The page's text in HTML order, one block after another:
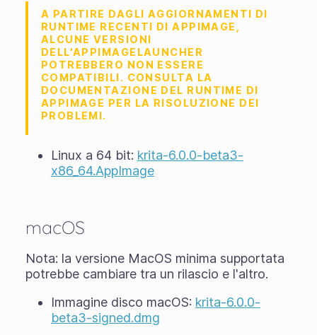
A PARTIRE DAGLI AGGIORNAMENTI DI
RUNTIME RECENTI DI APPIMAGE,
ALCUNE VERSIONI
DELL'APPIMAGELAUNCHER
POTREBBERO NON ESSERE
COMPATIBILI. CONSULTA LA
DOCUMENTAZIONE DEL RUNTIME DI
APPIMAGE PER LA RISOLUZIONE DEI
PROBLEMI.
Linux a 64 bit: krita-6.0.0-beta3-
x86_64.AppImage
macOS
Nota: la versione MacOS minima supportata
potrebbe cambiare tra un rilascio e l'altro.
Immagine disco macOS: krita-6.0.0-
beta3-signed.dmg